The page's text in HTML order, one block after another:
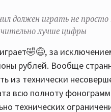
должен играть не просто
лучше цифры
за
рублей. Вообще
из технически
всю полноту
технических